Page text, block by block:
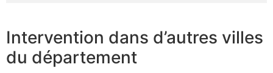
Intervention dans d’autres villes
du département